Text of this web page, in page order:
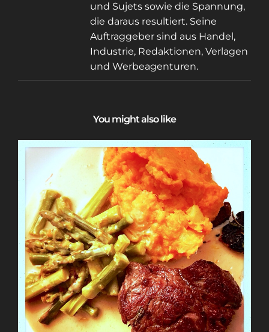
und Sujets sowie die Spannung,
die daraus resultiert. Seine
Auftraggeber sind aus Handel,
Industrie, Redaktionen, Verlagen
und Werbeagenturen.
You might also like